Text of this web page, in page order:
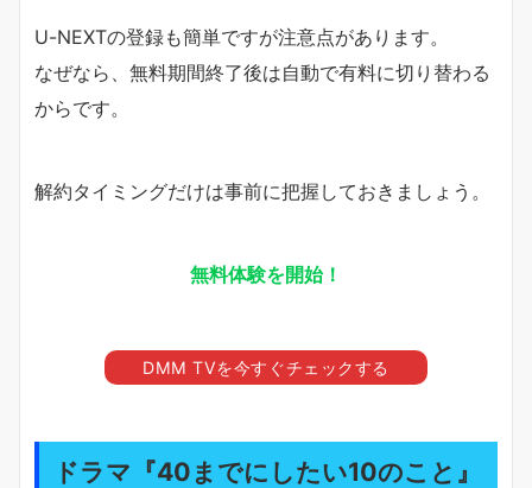
U-NEXTの登録も簡単ですが注意点があります。
なぜなら、無料期間終了後は自動で有料に切り替わる
からです。
解約タイミングだけは事前に把握しておきましょう。
無料体験を開始！
DMM TVを今すぐチェックする
ドラマ『40までにしたい10のこと』